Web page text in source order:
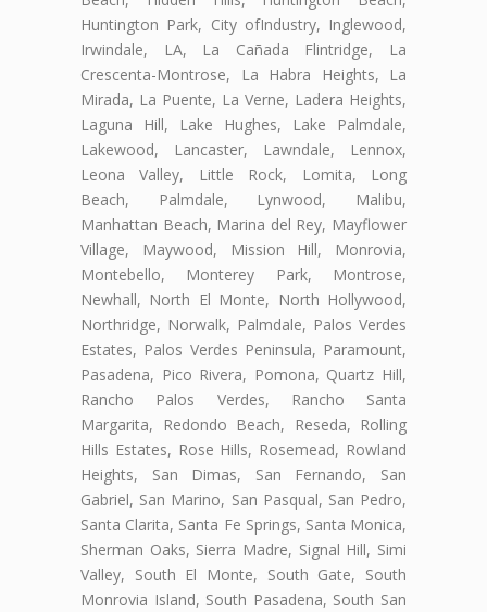
Huntington Park, City ofIndustry, Inglewood,
Irwindale, LA, La Cañada Flintridge, La
Crescenta-Montrose, La Habra Heights, La
Mirada, La Puente, La Verne, Ladera Heights,
Laguna Hill, Lake Hughes, Lake Palmdale,
Lakewood, Lancaster, Lawndale, Lennox,
Leona Valley, Little Rock, Lomita, Long
Beach, Palmdale, Lynwood, Malibu,
Manhattan Beach, Marina del Rey, Mayflower
Village, Maywood, Mission Hill, Monrovia,
Montebello, Monterey Park, Montrose,
Newhall, North El Monte, North Hollywood,
Northridge, Norwalk, Palmdale, Palos Verdes
Estates, Palos Verdes Peninsula, Paramount,
Pasadena, Pico Rivera, Pomona, Quartz Hill,
Rancho Palos Verdes, Rancho Santa
Margarita, Redondo Beach, Reseda, Rolling
Hills Estates, Rose Hills, Rosemead, Rowland
Heights, San Dimas, San Fernando, San
Gabriel, San Marino, San Pasqual, San Pedro,
Santa Clarita, Santa Fe Springs, Santa Monica,
Sherman Oaks, Sierra Madre, Signal Hill, Simi
Valley, South El Monte, South Gate, South
Monrovia Island, South Pasadena, South San